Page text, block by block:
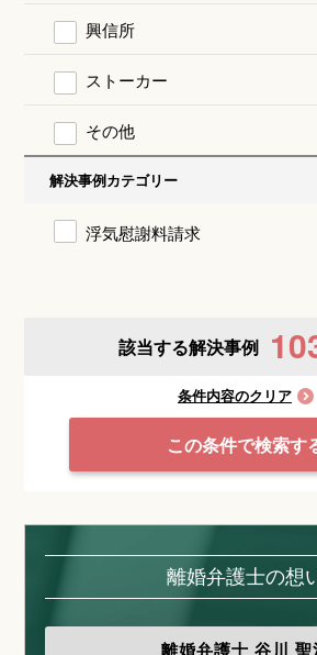
興信所
ストーカー
その他
解決事例カテゴリー
浮気慰謝料請求
該当する解決事例
条件内容のクリア
この条件で検索す
離婚弁護士の想
離婚弁護士 谷川 聖